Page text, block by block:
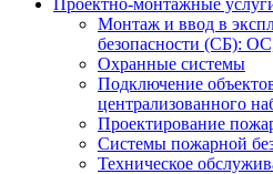
Проектно-монтажные
Монтаж и ввод в
безопасности (СБ):
Охранные системы
Подключение
централизованного
Проектирование
Системы пожарной
Техническое